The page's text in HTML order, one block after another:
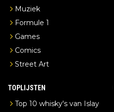
Muziek
Formule 1
Games
Comics
Street Art
TOPLIJSTEN
Top 10 whisky's van Islay